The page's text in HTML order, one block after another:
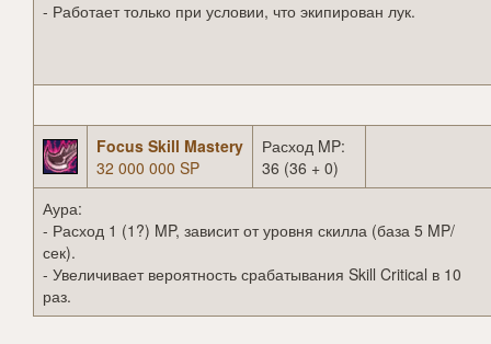
- Работает только при условии, что экипирован лук.
Focus Skill Mastery
32 000 000 SP
Расход MP:
36 (36 + 0)
Аура:
- Расход 1 (1?) MP, зависит от уровня скилла (база 5 MP/
сек).
- Увеличивает вероятность срабатывания Skill Critical в 10
раз.